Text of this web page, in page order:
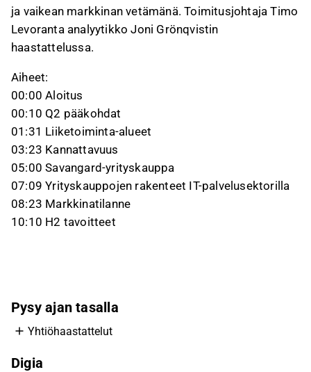
ja vaikean markkinan vetämänä. Toimitusjohtaja Timo
Levoranta analyytikko Joni Grönqvistin
haastattelussa.
Aiheet:
00:00 Aloitus
00:10 Q2 pääkohdat
01:31 Liiketoiminta-alueet
03:23 Kannattavuus
05:00 Savangard-yrityskauppa
07:09 Yrityskauppojen rakenteet IT-palvelusektorilla
08:23 Markkinatilanne
10:10 H2 tavoitteet
Pysy ajan tasalla
Yhtiöhaastattelut
Digia